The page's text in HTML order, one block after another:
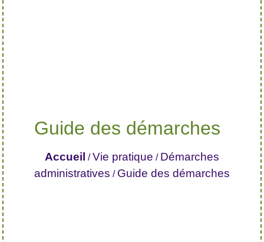
Guide des démarches
Accueil /Vie pratique / Démarches
administratives / Guide des démarches